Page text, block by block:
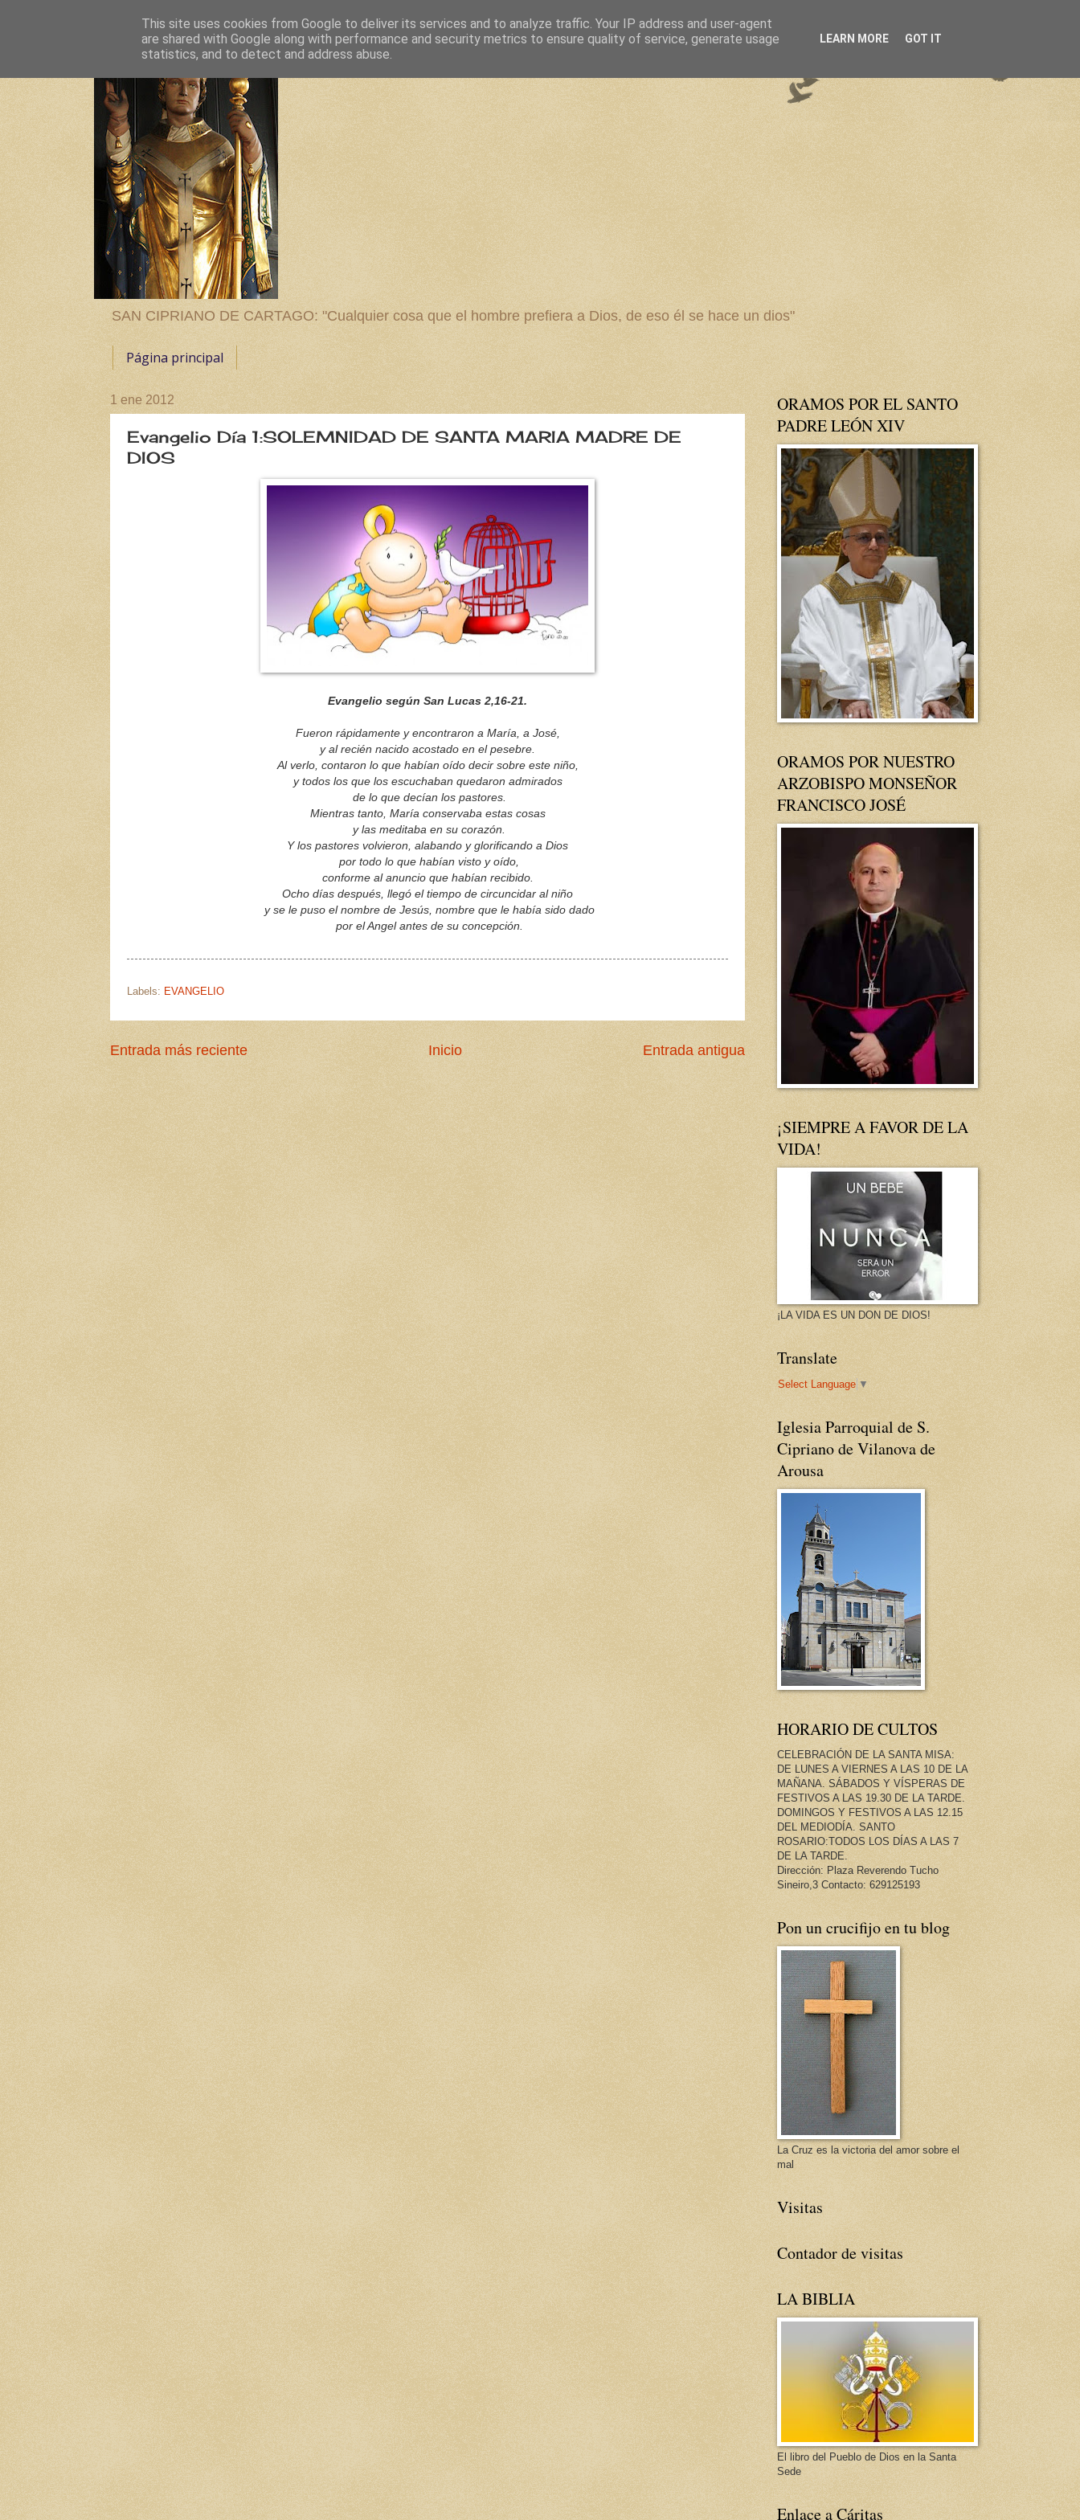
SAN CIPRIANO DE CARTAGO: "Cualquier cosa que el hombre prefiera a Dios, de eso él se hace un dios"
Página principal
1 ene 2012
Evangelio Día 1:SOLEMNIDAD DE SANTA MARIA MADRE DE
DIOS
Evangelio según San Lucas 2,16-21.
Fueron rápidamente y encontraron a María, a José,
y al recién nacido acostado en el pesebre.
Al verlo, contaron lo que habían oído decir sobre este niño,
y todos los que los escuchaban quedaron admirados
de lo que decían los pastores.
Mientras tanto, María conservaba estas cosas
y las meditaba en su corazón.
Y los pastores volvieron, alabando y glorificando a Dios
por todo lo que habían visto y oído,
conforme al anuncio que habían recibido.
Ocho días después, llegó el tiempo de circuncidar al niño
y se le puso el nombre de Jesús, nombre que le había sido dado
por el Angel antes de su concepción.
Labels: EVANGELIO
Entrada más reciente Entrada antigua
Inicio
ORAMOS POR EL SANTO
PADRE LEÓN XIV
ORAMOS POR NUESTRO
ARZOBISPO MONSEÑOR
FRANCISCO JOSÉ
¡SIEMPRE A FAVOR DE LA
VIDA!
¡LA VIDA ES UN DON DE DIOS!
Translate
Select Language ▼
Iglesia Parroquial de S.
Cipriano de Vilanova de
Arousa
HORARIO DE CULTOS
CELEBRACIÓN DE LA SANTA MISA:
DE LUNES A VIERNES A LAS 10 DE LA
MAÑANA. SÁBADOS Y VÍSPERAS DE
FESTIVOS A LAS 19.30 DE LA TARDE.
DOMINGOS Y FESTIVOS A LAS 12.15
DEL MEDIODÍA. SANTO
ROSARIO:TODOS LOS DÍAS A LAS 7
DE LA TARDE.
Dirección: Plaza Reverendo Tucho
Sineiro,3 Contacto: 629125193
Pon un crucifijo en tu blog
La Cruz es la victoria del amor sobre el
mal
Visitas
Contador de visitas
LA BIBLIA
El libro del Pueblo de Dios en la Santa
Sede
Enlace a Cáritas
This site uses cookies from Google to deliver its services and to analyze traffic. Your IP address and user-agent
are shared with Google along with performance and security metrics to ensure quality of service, generate usage
statistics, and to detect and address abuse.
LEARN MORE GOT IT